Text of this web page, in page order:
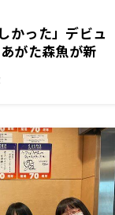
かった」デビュ
がた森魚が新